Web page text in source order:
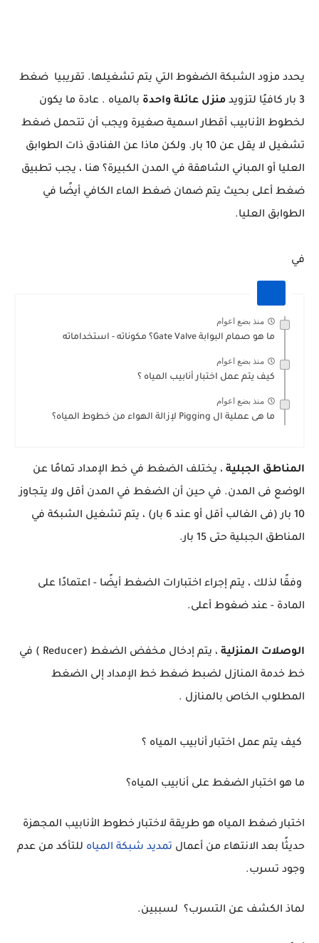
يحدد مزود الشبكة الضغوط التي يتم تشغيلها. تقريبيا ضغط
3 بار كافيًا لتزويد
منزل عائلة واحدة بالمياه . عادة ما يكون
لخطوط الأنابيب أقطار اسمية صغيرة ويجب أن تتحمل ضغط
تشغيل لا يقل عن 10 بار. ولكن ماذا عن الفنادق ذات الطوابق
العليا أو المباني الشاهقة في المدن الكبيرة؟ هنا ، يجب تطبيق
ضغط أعلى بحيث يتم ضمان ضغط الماء الكافي أيضًا في
الطوابق العليا.
في
منذ بضع اعوام
ما هو صمام البوابة Gate Valve؟ مكوناته - استخداماته
منذ بضع اعوام
كيف يتم عمل اختبار أنابيب المياه ؟
منذ بضع اعوام
ما هى عملية ال Pigging لإزالة الهواء من خطوط المياه؟
المناطق الجبلية ، يختلف الضغط في خط الإمداد تمامًا عن
الوضع فى المدن. في حين أن الضغط في المدن أقل ولا يتجاوز
10 بار (فى الغالب أقل أو عند 6 بار) ، يتم تشغيل الشبكة في
المناطق الجبلية حتى 15 بار.
وفقًا لذلك ، يتم إجراء اختبارات الضغط أيضًا - اعتمادًا على
المادة - عند ضغوط أعلى.
الوصلات المنزلية
، يتم إدخال مخفض الضغط (Reducer ) في
خط خدمة المنازل لضبط ضغط خط الإمداد إلى الضغط
المطلوب الخاص بالمنازل .
كيف يتم عمل اختبار أنابيب المياه ؟
ما هو اختبار الضغط على أنابيب المياه؟
اختبار ضغط المياه هو طريقة لاختبار خطوط الأنابيب المجهزة
حديثًا بعد الانتهاء من أعمال تمديد شبكة المياه للتأكد من عدم
وجود تسرب.
لماذ الكشف عن التسرب؟ لسببين.